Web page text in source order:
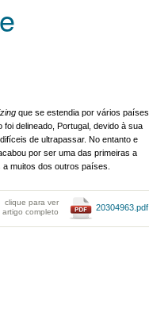
que se estendia por vários países
delineado, Portugal, devido à sua
de ultrapassar. No entanto e
por ser uma das primeiras a
muitos dos outros países.
20304963.pdf
clique para ver
artigo completo